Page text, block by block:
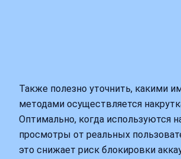
Также полезно уточнить, какими
методами осуществляется
Оптимально, когда используются
просмотры от реальных
это снижает риск блокировки